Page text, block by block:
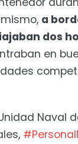
a
dos
en
Naval